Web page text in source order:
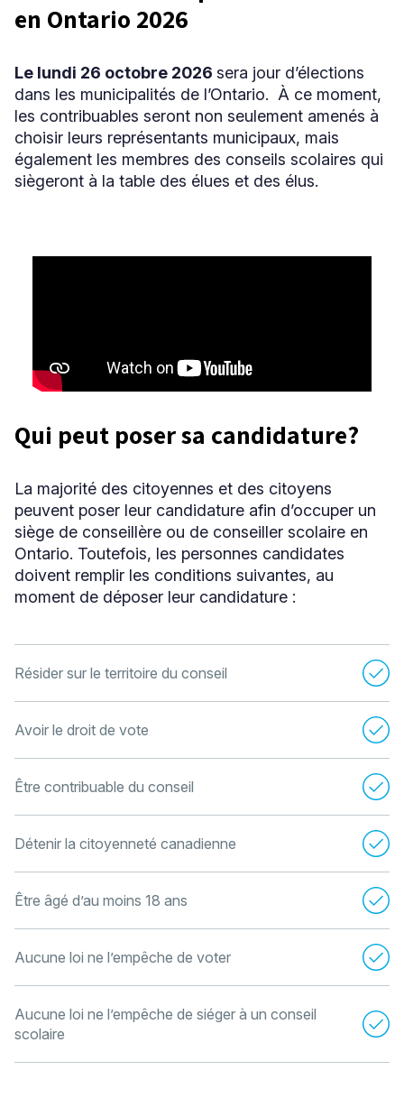
Niveau
Tous
Élémentaire
Secondaire
RECHERCHER
en Ontario 2026
Le lundi 26 octobre 2026 sera jour d’élections
dans les municipalités de l’Ontario. À ce moment,
les contribuables seront non seulement amenés à
choisir leurs représentants municipaux, mais
également les membres des conseils scolaires qui
siègeront à la table des élues et des élus.
Qui peut poser sa candidature?
La majorité des citoyennes et des citoyens
peuvent poser leur candidature afin d’occuper un
siège de conseillère ou de conseiller scolaire en
Ontario. Toutefois, les personnes candidates
doivent remplir les conditions suivantes, au
moment de déposer leur candidature :
Résider sur le territoire du conseil
Avoir le droit de vote
Être contribuable du conseil
Détenir la citoyenneté canadienne
Être âgé d’au moins 18 ans
Aucune loi ne l’empêche de voter
Aucune loi ne l’empêche de siéger à un conseil
scolaire